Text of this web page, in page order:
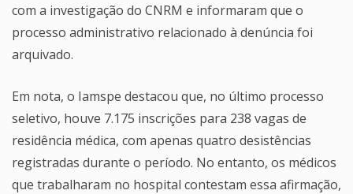
com a investigação do CNRM e informaram que o
processo administrativo relacionado à denúncia foi
arquivado.
Em nota, o Iamspe destacou que, no último processo
seletivo, houve 7.175 inscrições para 238 vagas de
residência médica, com apenas quatro desistências
registradas durante o período. No entanto, os médicos
que trabalharam no hospital contestam essa afirmação,